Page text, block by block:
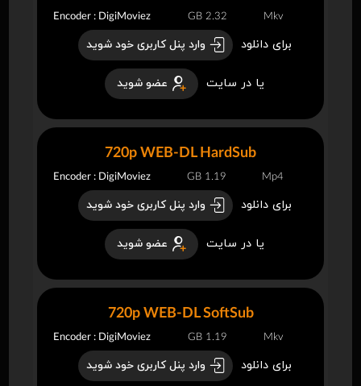
برای دانلود وارد پنل کاربری خود شوید
یا در سایت عضو شوید
Encoder : DigiMoviez 2.32 GB Mkv
برای دانلود وارد پنل کاربری خود شوید
یا در سایت عضو شوید
720p WEB-DL HardSub
Encoder : DigiMoviez 1.19 GB Mp4
برای دانلود وارد پنل کاربری خود شوید
720p WEB-DL SoftSub
Encoder : DigiMoviez 1.19 GB Mkv